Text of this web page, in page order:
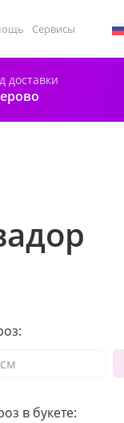
Сервисы
доставки
в букете: